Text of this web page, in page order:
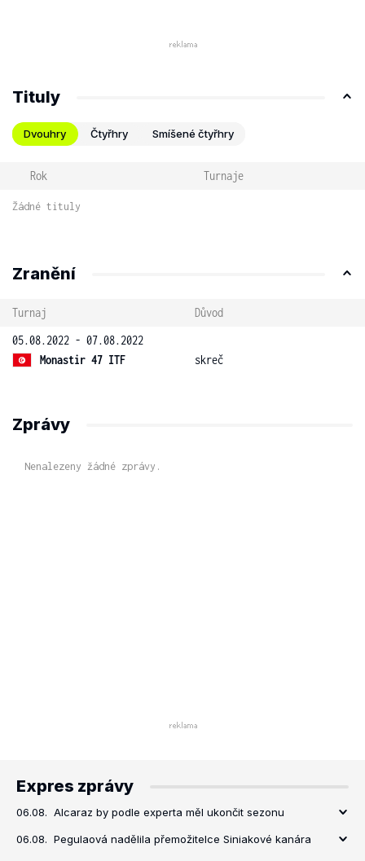
Tituly
Dvouhry Čtyřhry Smíšené čtyřhry
Rok Turnaje
Žádné tituly
Zranění
Turnaj
Důvod
05.08.2022 - 07.08.2022
Monastir 47 ITF
skreč
Zprávy
Nenalezeny žádné zprávy.
Expres zprávy
06.08. Alcaraz by podle experta měl ukončit sezonu
06.08. Pegulaová nadělila přemožitelce Siniakové kanára